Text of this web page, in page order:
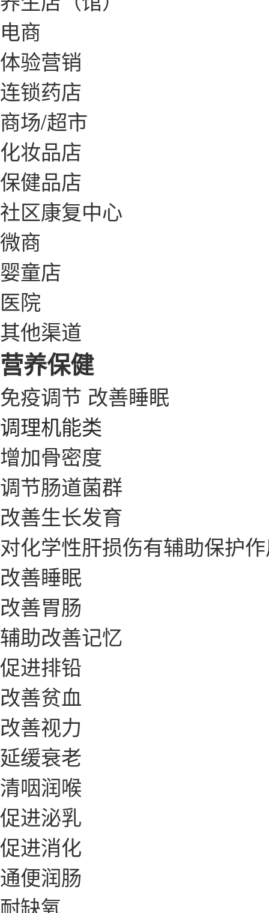
电商
体验营销
连锁药店
商场/超市
化妆品店
保健品店
社区康复中心
微商
婴童店
医院
其他渠道
营养保健
免疫调节 改善睡眠
调理机能类
增加骨密度
调节肠道菌群
改善生长发育
对化学性肝损伤有辅助保护
改善睡眠
改善胃肠
辅助改善记忆
促进排铅
改善贫血
改善视力
延缓衰老
清咽润喉
促进泌乳
促进消化
通便润肠
耐缺氧